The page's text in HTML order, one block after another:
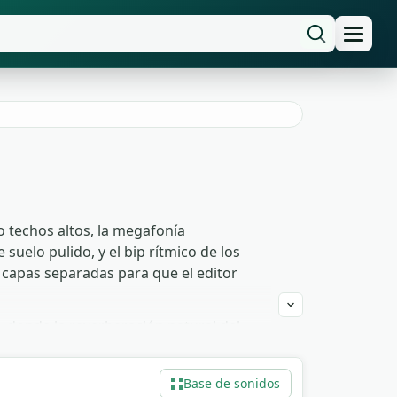
techos altos, la megafonía
pulido, y el bip rítmico de los
separadas para que el editor
el rodar de equipajes y el coro de
registro, libre de derechos para uso
Base de sonidos